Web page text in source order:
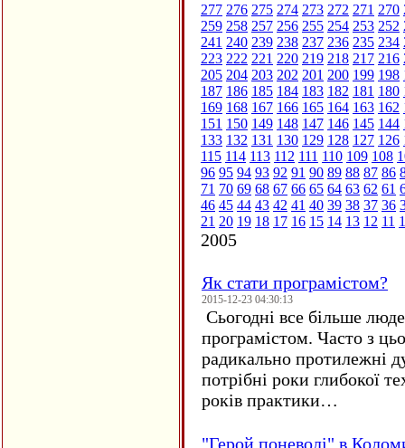
277 276 275 274 273 272 271 270
259 258 257 256 255 254 253 252
241 240 239 238 237 236 235 234
223 222 221 220 219 218 217 216
205 204 203 202 201 200 199 198
187 186 185 184 183 182 181 180
169 168 167 166 165 164 163 162
151 150 149 148 147 146 145 144
133 132 131 130 129 128 127 126
115 114 113 112 111 110 109 108
96 95 94 93 92 91 90 89 88 87 86
71 70 69 68 67 66 65 64 63 62 61
46 45 44 43 42 41 40 39 38 37 36
21 20 19 18 17 16 15 14 13 12 11
2005
Як стати програмістом?
2015-12-23 04:30:13
Сьогодні все більше
програмістом. Часто з
радикально протилежні
потрібні роки глибокої
років практики…
"Герой поневолі" в